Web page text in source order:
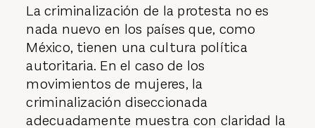
La criminalización de la protesta no es
nada nuevo en los países que, como
México, tienen una cultura política
autoritaria. En el caso de los
movimientos de mujeres, la
criminalización diseccionada
adecuadamente muestra con claridad la